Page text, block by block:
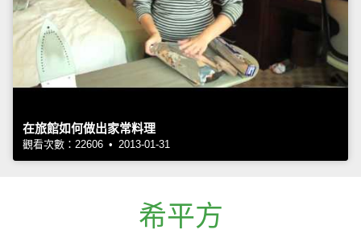
在旅館如何做出家常料理
觀看次數：22606 • 2013-01-31
希平方